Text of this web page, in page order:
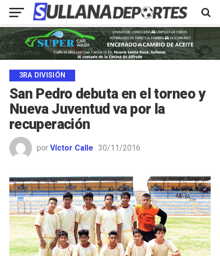
3RA DIVISIÓN
San Pedro debuta en el torneo y
Nueva Juventud va por la
recuperación
por Víctor Calle 30/11/2016